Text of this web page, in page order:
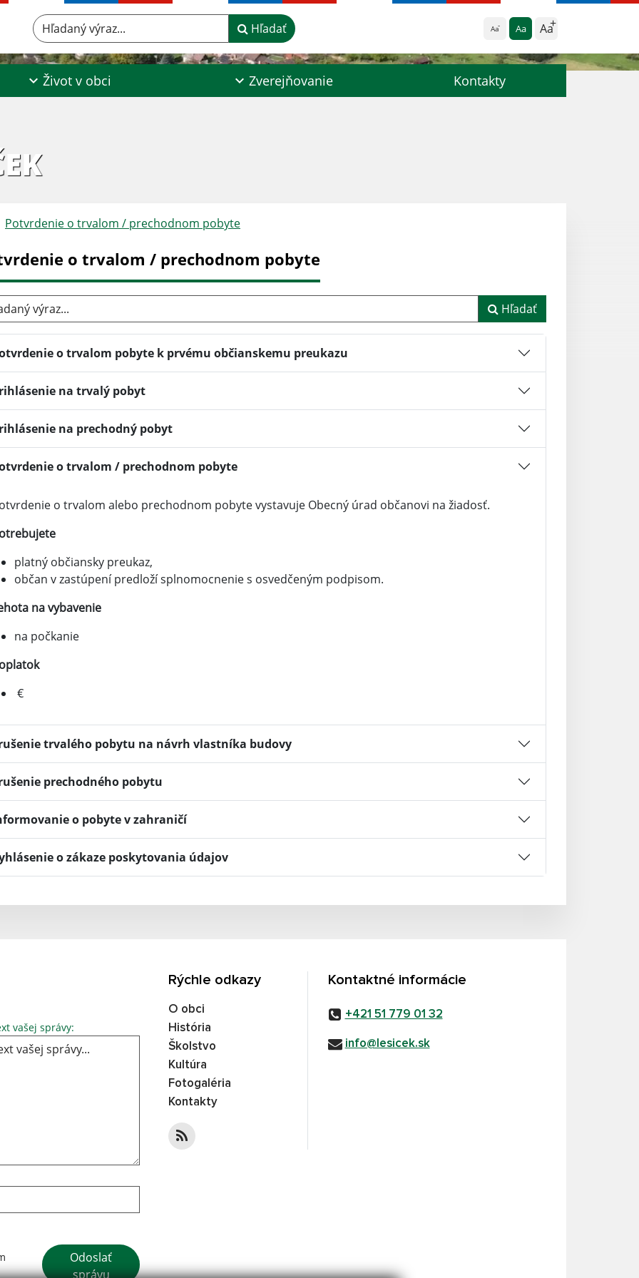
Aa Aa Aa
Hľadaný výraz... Hľadať
Život v obci Zverejňovanie Kontakty
Potvrdenie o trvalom / prechodnom pobyte
o trvalom / prechodnom pobyte
výraz... Hľadať
o trvalom pobyte k prvému občianskemu preukazu
na trvalý pobyt
na prechodný pobyt
o trvalom / prechodnom pobyte
o trvalom alebo prechodnom pobyte vystavuje Obecný úrad občanovi na žiadosť.
platný občiansky preukaz,
občan v zastúpení predloží splnomocnenie s osvedčeným podpisom.
na vybavenie
na počkanie
€
trvalého pobytu na návrh vlastníka budovy
prechodného pobytu
o pobyte v zahraničí
o zákaze poskytovania údajov
vašej správy: Text vašej správy...
Google reCaptcha Response
Odoslať
správu
Rýchle odkazy
O obci
História
Školstvo
Kultúra
Fotogaléria
Kontakty
Kontaktné informácie
+421 51 779 01 32
info@lesicek.sk